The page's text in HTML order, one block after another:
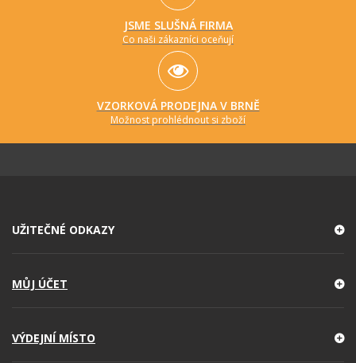
JSME SLUŠNÁ FIRMA
Co naši zákazníci oceňují
VZORKOVÁ PRODEJNA V BRNĚ
Možnost prohlédnout si zboží
UŽITEČNÉ ODKAZY
MŮJ ÚČET
VÝDEJNÍ MÍSTO